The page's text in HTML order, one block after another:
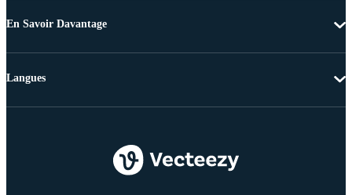
En Savoir Davantage
Langues